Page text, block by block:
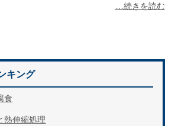
…続きを読む
キング
食
熱伸縮処理